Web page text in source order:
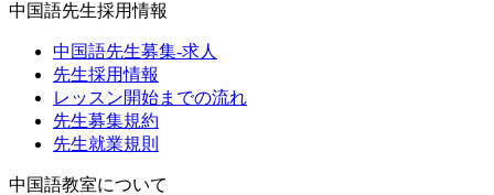
中国語先生採用情報
中国語先生募集-求人
先生採用情報
レッスン開始までの流れ
先生募集規約
先生就業規則
中国語教室について